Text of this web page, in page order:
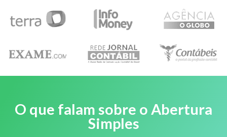
O que falam sobre o Abertura
Simples